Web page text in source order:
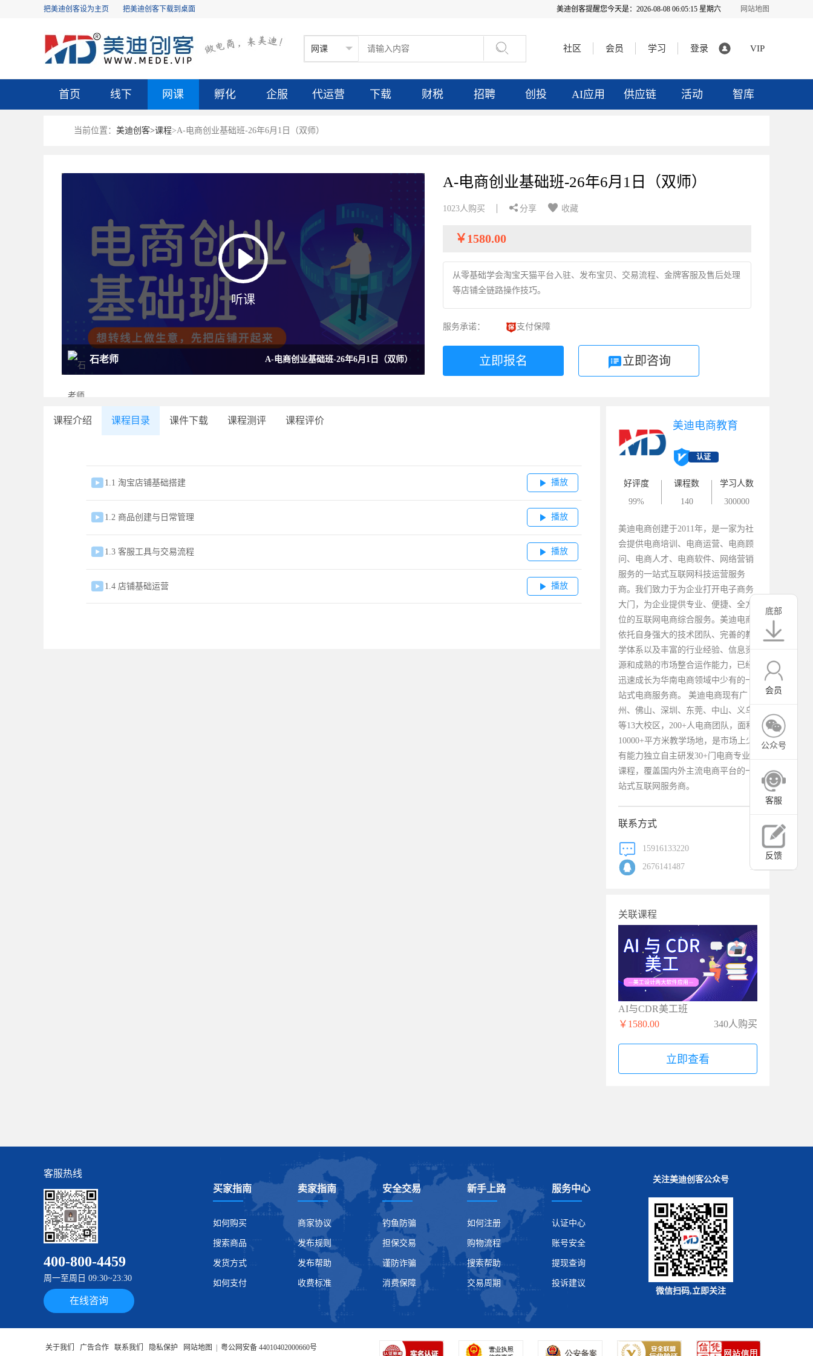
底部
会员
公众号
客服
反馈
把美迪创客设为主页 把美迪创客下载到桌面 美迪创客提醒您今天是： 2026-08-08 06:05:15 星期六 网站地图
 社区 会员 学习 登录 VIP
首页 线下 网课 孵化 企服 代运营 下载 财税 招聘 创投 AI应用 供应链 活动 智库
当前位置： 美迪创客>课程>A-电商创业基础班-26年6月1日（双师）
听课
石老师 A-电商创业基础班-26年6月1日（双师）
A-电商创业基础班-26年6月1日（双师）
1023人购买  分享  收藏
￥1580.00
从零基础学会淘宝天猫平台入驻、发布宝贝、交易流程、金牌客服及售后处理
等店铺全链路操作技巧。
服务承诺： 支付保障
立即报名 立即咨询
课程介绍 课程目录 课件下载 课程测评 课程评价
 1.1 淘宝店铺基础搭建  播放
 1.2 商品创建与日常管理  播放
 1.3 客服工具与交易流程  播放
 1.4 店铺基础运营  播放
美迪电商教育
认证
好评度
99%
课程数
140
学习人数
300000
美迪电商创建于2011年，是一家为社
会提供电商培训、电商运营、电商顾
问、电商人才、电商软件、网络营销
服务的一站式互联网科技运营服务
商。我们致力于为企业打开电子商务
大门，为企业提供专业、便捷、全方
位的互联网电商综合服务。美迪电商
依托自身强大的技术团队、完善的教
学体系以及丰富的行业经验、信息资
源和成熟的市场整合运作能力，已经
迅速成长为华南电商领域中少有的一
站式电商服务商。 美迪电商现有广
州、佛山、深圳、东莞、中山、义乌
等13大校区，200+人电商团队，面积
10000+平方米教学场地，是市场上少
有能力独立自主研发30+门电商专业
课程，覆盖国内外主流电商平台的一
站式互联网服务商。
联系方式
15916133220
2676141487
关联课程
AI与CDR美工班
￥1580.00
340人购买
立即查看
客服热线
400-800-4459
周一至周日 09:30~23:30
在线咨询
买家指南
如何购买
搜索商品
发货方式
如何支付
卖家指南
商家协议
发布规则
发布帮助
收费标准
安全交易
钓鱼防骗
担保交易
谨防诈骗
消费保障
新手上路
如何注册
购物流程
搜索帮助
交易周期
服务中心
认证中心
账号安全
提现查询
投诉建议
关注美迪创客公众号
微信扫码,立即关注
关于我们 广告合作 联系我们 隐私保护 网站地图 粤公网安备 44010402000660号